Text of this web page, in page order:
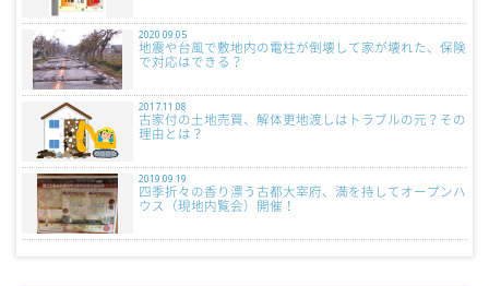
2020.09.05
地震や台風で敷地内の電柱が倒壊して家が壊れた、保険
で対応はできる？
2017.11.08
古家付の土地売買、解体更地渡しはトラブルの元？その
理由とは？
2019.09.19
四季折々の香り漂う古都大宰府、満を持してオープンハ
ウス（現地内覧会）開催！